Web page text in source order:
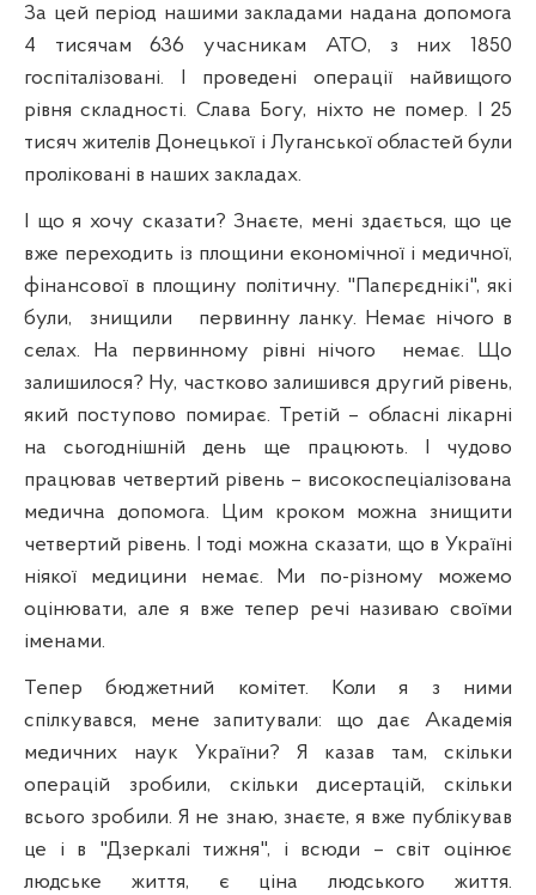
За цей період нашими закладами надана допомога
4 тисячам 636 учасникам АТО, з них 1850
госпіталізовані. І проведені операції найвищого
рівня складності. Слава Богу, ніхто не помер. І 25
тисяч жителів Донецької і Луганської областей були
проліковані в наших закладах.
І що я хочу сказати? Знаєте, мені здається, що це
вже переходить із площини економічної і медичної,
фінансової в площину політичну. " Папєрєднікі", які
були,
знищили
первинну ланку. Немає нічого в
селах. На первинному рівні нічого
немає. Що
залишилося? Ну, частково залишився другий рівень,
який поступово помирає. Третій – обласні лікарні
на сьогоднішній день ще працюють. І чудово
працював четвертий рівень – високоспеціалізована
медична допомога. Цим кроком можна знищити
четвертий рівень. І тоді можна сказати, що в Україні
ніякої медицини немає. Ми по-різному можемо
оцінювати, але я вже тепер речі називаю своїми
іменами.
Тепер бюджетний комітет. Коли я з ними
спілкувався, мене запитували: що дає Академія
медичних наук України? Я казав там, скільки
операцій зробили, скільки дисертацій, скільки
всього зробили. Я не знаю, знаєте, я вже публікував
це і в "Дзеркалі тижня", і всюди – світ оцінює
людське життя, є ціна людського життя.